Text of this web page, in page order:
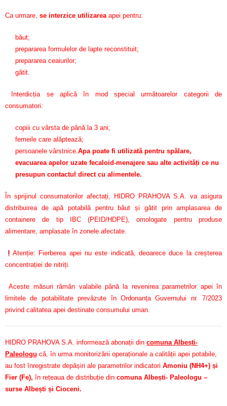
Ca urmare, se interzice utilizareaapei pentru:
băut;
prepararea formulelor de lapte reconstituit;
prepararea ceaiurilor;
gătit.
Interdicția se aplică în mod special următoarelor categorii de
consumatori:
copiii cu vârsta de până la 3 ani;
femeile care alăptează;
persoanele vârstnice.Apa poate fi utilizată pentru spălare,
evacuarea apelor uzate fecaloid-menajere sau alte activități ce nu
presupun contactul direct cu alimentele.
În sprijinul consumatorilor afectați, HIDRO PRAHOVA S.A. va asigura
distribuirea de apă potabilă pentru băut și gătit prin amplasarea de
containere de tip IBC (PEID/HDPE), omologate pentru produse
alimentare, amplasate în zonele afectate.
Atenție: Fierberea apei nu este indicată, deoarece duce la creșterea
concentrației de nitriți.
Aceste măsuri rămân valabile până la revenirea parametrilor apei în
limitele de potabilitate prevăzute în Ordonanța Guvernului nr. 7/2023
privind calitatea apei destinate consumului uman.
HIDRO PRAHOVA S.A. informează abonații din comuna Albești-
Paleologu că, în urma monitorizării operaționale a calității apei potabile,
au fost înregistrate depășiri ale parametrilor indicatori Amoniu (NH4+) și
Fier (Fe), în rețeaua de distribuție din comuna Albești- Paleologu –
surse Albești și Cioceni.